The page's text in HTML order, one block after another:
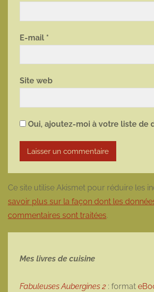
E-mail *
Site web
Oui, ajoutez-moi à votre liste de
Ce site utilise Akismet pour réduire les
savoir plus sur la façon dont les
commentaires sont traitées.
Mes livres de cuisine
Fabuleuses Aubergines 2 : format